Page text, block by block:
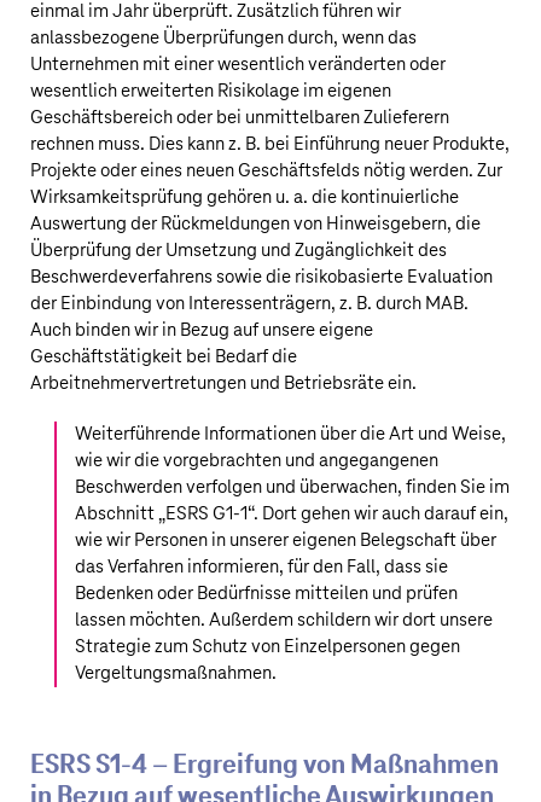
einmal im Jahr überprüft. Zusätzlich führen wir
anlassbezogene Überprüfungen durch, wenn das
Unternehmen mit einer wesentlich veränderten oder
wesentlich erweiterten Risikolage im eigenen
Geschäftsbereich oder bei unmittelbaren Zulieferern
rechnen muss. Dies kann z. B. bei Einführung neuer Produkte,
Projekte oder eines neuen Geschäftsfelds nötig werden. Zur
Wirksamkeitsprüfung gehören u. a. die kontinuierliche
Auswertung der Rückmeldungen von Hinweisgebern, die
Überprüfung der Umsetzung und Zugänglichkeit des
Beschwerdeverfahrens sowie die risikobasierte Evaluation
der Einbindung von Interessenträgern, z. B. durch MAB.
Auch binden wir in Bezug auf unsere eigene
Geschäftstätigkeit bei Bedarf die
Arbeitnehmervertretungen und Betriebsräte ein.
Weiterführende Informationen über die Art und Weise,
wie wir die vorgebrachten und angegangenen
Beschwerden verfolgen und überwachen, finden Sie im
Abschnitt „ESRS G1‑1“. Dort gehen wir auch darauf ein,
wie wir Personen in unserer eigenen Belegschaft über
das Verfahren informieren, für den Fall, dass sie
Bedenken oder Bedürfnisse mitteilen und prüfen
lassen möchten. Außerdem schildern wir dort unsere
Strategie zum Schutz von Einzelpersonen gegen
Vergeltungsmaßnahmen.
ESRS S1‑4 – Ergreifung von Maßnahmen